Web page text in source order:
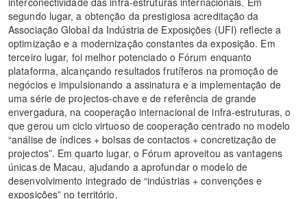
segundo lugar, a obtenção da prestigiosa acreditação da
Associação Global da Indústria de Exposições (UFI) reflecte a
optimização e a modernização constantes da exposição. Em
terceiro lugar, foi melhor potenciado o Fórum enquanto
plataforma, alcançando resultados frutíferos na promoção de
negócios e impulsionando a assinatura e a implementação de
uma série de projectos-chave e de referência de grande
envergadura, na cooperação internacional de infra-estruturas, o
que gerou um ciclo virtuoso de cooperação centrado no modelo
“análise de índices + bolsas de contactos + concretização de
projectos”. Em quarto lugar, o Fórum aproveitou as vantagens
únicas de Macau, ajudando a aprofundar o modelo de
desenvolvimento integrado de “indústrias + convenções e
exposições” no território.